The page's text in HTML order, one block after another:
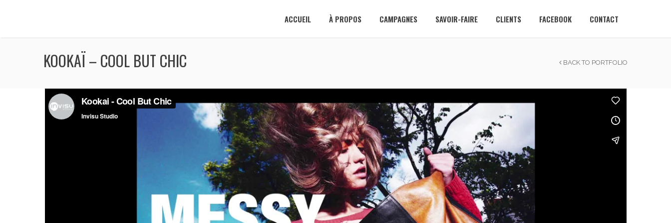
ACCUEIL À PROPOS CAMPAGNES SAVOIR-FAIRE CLIENTS FACEBOOK CONTACT
KOOKAÏ – COOL BUT CHIC BACK TO PORTFOLIO